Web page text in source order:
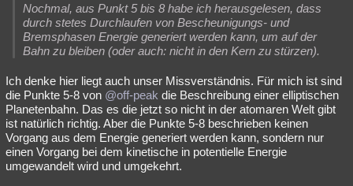
Nochmal, aus Punkt 5 bis 8 habe ich herausgelesen, dass
durch stetes Durchlaufen von Bescheunigungs- und
Bremsphasen Energie generiert werden kann, um auf der
Bahn zu bleiben (oder auch: nicht in den Kern zu stürzen).
Ich denke hier liegt auch unser Missverständnis. Für mich ist sind
die Punkte 5-8 von @off-peak die Beschreibung einer elliptischen
Planetenbahn. Das es die jetzt so nicht in der atomaren Welt gibt
ist natürlich richtig. Aber die Punkte 5-8 beschrieben keinen
Vorgang aus dem Energie generiert werden kann, sondern nur
einen Vorgang bei dem kinetische in potentielle Energie
umgewandelt wird und umgekehrt.